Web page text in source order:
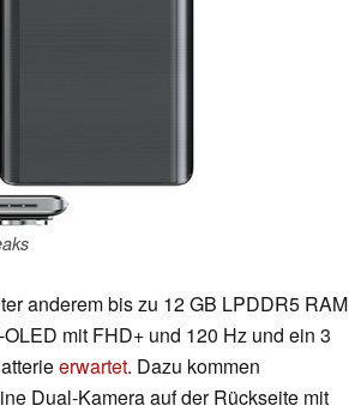
anderem bis zu 12 GB LPDDR5 RAM
mit FHD+ und 120 Hz und ein 3
erwartet. Dazu kommen
Dual-Kamera auf der Rückseite mit